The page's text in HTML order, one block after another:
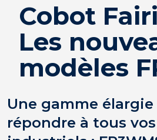
Cobot
Les
modèles
Une gamme
répondre à tous